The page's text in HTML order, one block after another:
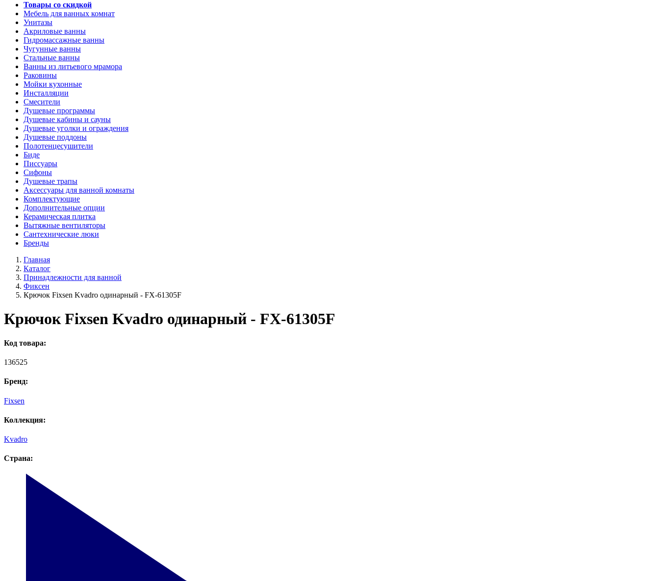
Товары со скидкой
Мебель для ванных комнат
Унитазы
Акриловые ванны
Гидромассажные ванны
Чугунные ванны
Стальные ванны
Ванны из литьевого мрамора
Раковины
Мойки кухонные
Инсталляции
Смесители
Душевые программы
Душевые кабины и сауны
Душевые уголки и ограждения
Душевые поддоны
Полотенцесушители
Биде
Писсуары
Сифоны
Душевые трапы
Аксессуары для ванной комнаты
Комплектующие
Дополнительные опции
Керамическая плитка
Вытяжные вентиляторы
Сантехнические люки
Бренды
Главная
Каталог
Принадлежности для ванной
Фиксен
Крючок Fixsen Kvadro одинарный - FX-61305F
Крючок Fixsen Kvadro одинарный - FX-61305F
Код товара:
136525
Бренд:
Fixsen
Коллекция:
Kvadro
Страна: